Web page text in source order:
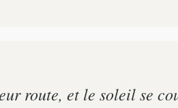
route, et le soleil se